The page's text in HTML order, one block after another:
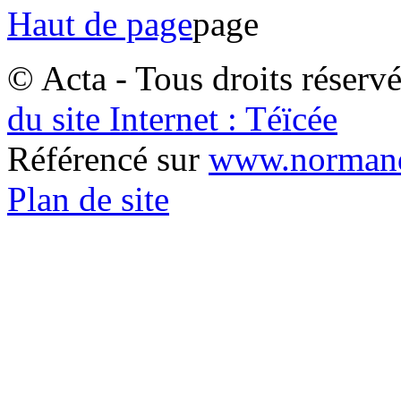
Haut de page
© Acta - Tous droits
du site Internet : Téïcée
Référencé sur
Plan de site